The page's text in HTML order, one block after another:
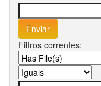
Filtros correntes: